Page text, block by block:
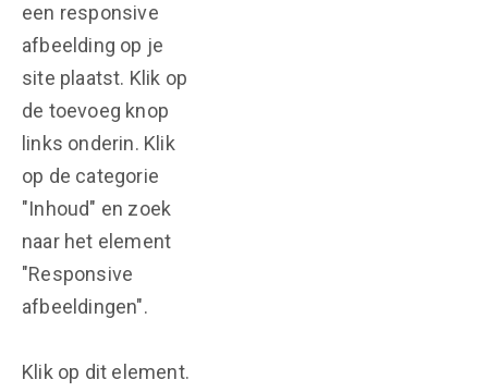
een responsive
afbeelding op je
site plaatst. Klik op
de toevoeg knop
links onderin. Klik
op de categorie
"Inhoud" en zoek
naar het element
"Responsive
afbeeldingen".
Klik op dit element.